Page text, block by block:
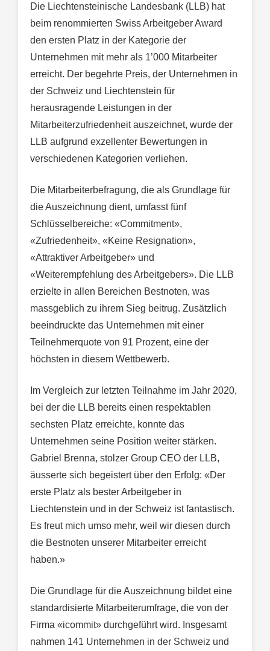
Die Liechtensteinische Landesbank (LLB) hat
beim renommierten Swiss Arbeitgeber Award
den ersten Platz in der Kategorie der
Unternehmen mit mehr als 1’000 Mitarbeiter
erreicht. Der begehrte Preis, der Unternehmen in
der Schweiz und Liechtenstein für
herausragende Leistungen in der
Mitarbeiterzufriedenheit auszeichnet, wurde der
LLB aufgrund exzellenter Bewertungen in
verschiedenen Kategorien verliehen.
Die Mitarbeiterbefragung, die als Grundlage für
die Auszeichnung dient, umfasst fünf
Schlüsselbereiche: «Commitment»,
«Zufriedenheit», «Keine Resignation»,
«Attraktiver Arbeitgeber» und
«Weiterempfehlung des Arbeitgebers». Die LLB
erzielte in allen Bereichen Bestnoten, was
massgeblich zu ihrem Sieg beitrug. Zusätzlich
beeindruckte das Unternehmen mit einer
Teilnehmerquote von 91 Prozent, eine der
höchsten in diesem Wettbewerb.
Im Vergleich zur letzten Teilnahme im Jahr 2020,
bei der die LLB bereits einen respektablen
sechsten Platz erreichte, konnte das
Unternehmen seine Position weiter stärken.
Gabriel Brenna, stolzer Group CEO der LLB,
äusserte sich begeistert über den Erfolg: «Der
erste Platz als bester Arbeitgeber in
Liechtenstein und in der Schweiz ist fantastisch.
Es freut mich umso mehr, weil wir diesen durch
die Bestnoten unserer Mitarbeiter erreicht
haben.»
Die Grundlage für die Auszeichnung bildet eine
standardisierte Mitarbeiterumfrage, die von der
Firma «icommit» durchgeführt wird. Insgesamt
nahmen 141 Unternehmen in der Schweiz und